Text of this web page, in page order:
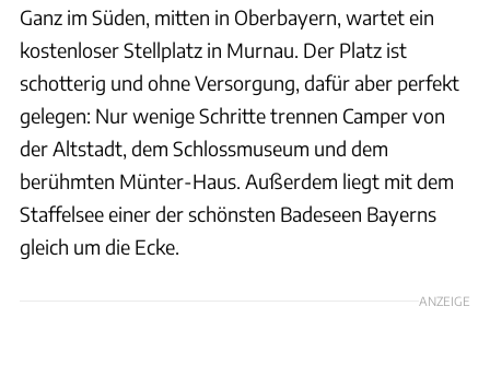
Ganz im Süden, mitten in Oberbayern, wartet ein
kostenloser Stellplatz in Murnau. Der Platz ist
schotterig und ohne Versorgung, dafür aber perfekt
gelegen: Nur wenige Schritte trennen Camper von
der Altstadt, dem Schlossmuseum und dem
berühmten Münter-Haus. Außerdem liegt mit dem
Staffelsee einer der schönsten Badeseen Bayerns
gleich um die Ecke.
ANZEIGE